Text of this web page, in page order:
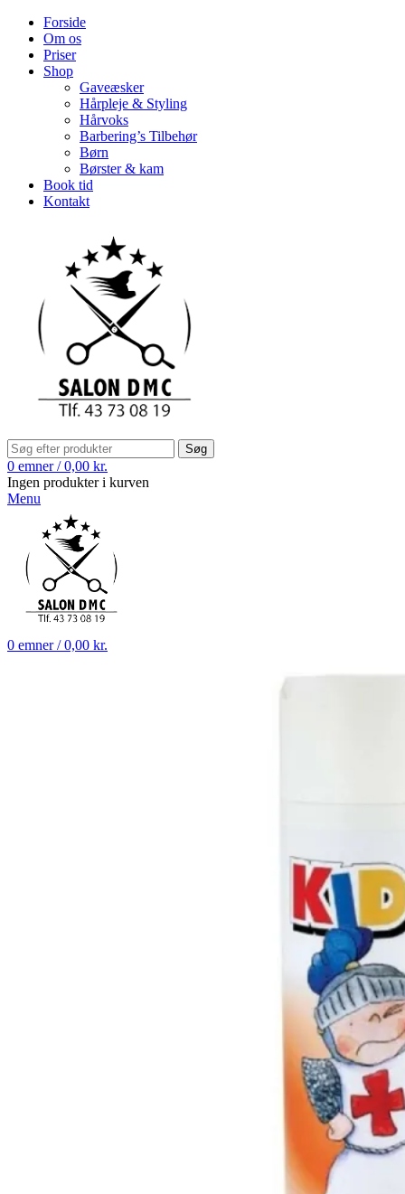
Forside
Om os
Priser
Shop
Gaveæsker
Hårpleje & Styling
Hårvoks
Barbering’s Tilbehør
Børn
Børster & kam
Book tid
Kontakt
Søg
0 emner / 0,00 kr.
Ingen produkter i kurven
Menu
0 emner / 0,00 kr.